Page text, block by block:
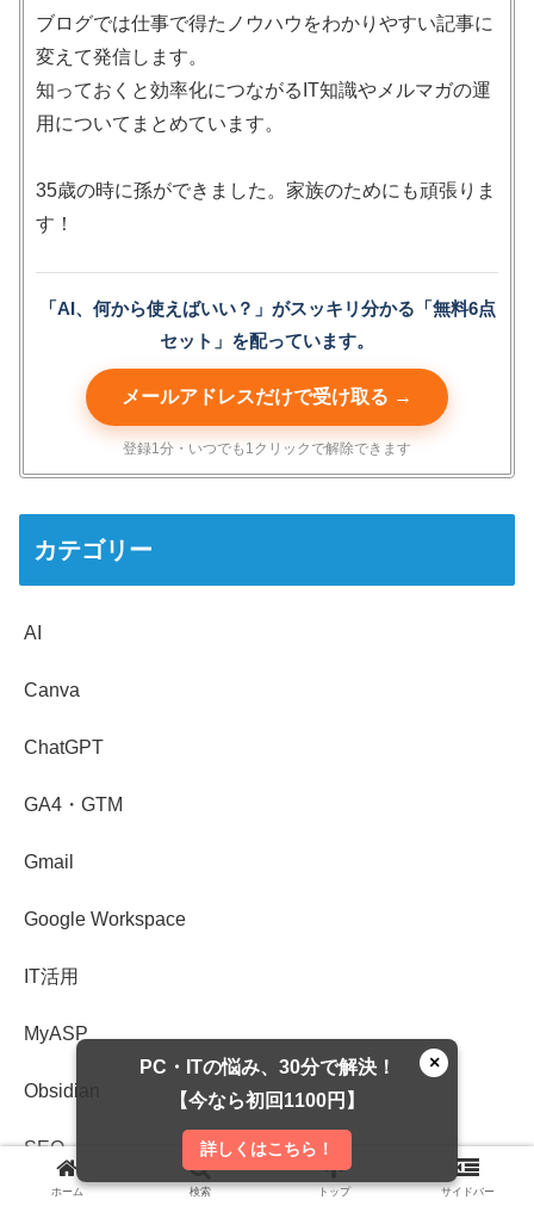
ブログでは仕事で得たノウハウをわかりやすい記事に
変えて発信します。
知っておくと効率化につながるIT知識やメルマガの運
用についてまとめています。
35歳の時に孫ができました。家族のためにも頑張りま
す！
「AI、何から使えばいい？」がスッキリ分かる「無料6点
セット」を配っています。
メールアドレスだけで受け取る →
登録1分・いつでも1クリックで解除できます
カテゴリー
AI
Canva
ChatGPT
GA4・GTM
Gmail
Google Workspace
IT活用
MyASP
Obsidian
SEO
×
PC・ITの悩み、30分で解決！
【今なら初回1100円】
詳しくはこちら！
ホーム 検索 トップ サイドバー